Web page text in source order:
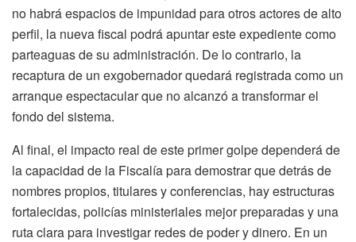
no habrá espacios de impunidad para otros actores de alto
perfil, la nueva fiscal podrá apuntar este expediente como
parteaguas de su administración. De lo contrario, la
recaptura de un exgobernador quedará registrada como un
arranque espectacular que no alcanzó a transformar el
fondo del sistema.
Al final, el impacto real de este primer golpe dependerá de
la capacidad de la Fiscalía para demostrar que detrás de
nombres propios, titulares y conferencias, hay estructuras
fortalecidas, policías ministeriales mejor preparadas y una
ruta clara para investigar redes de poder y dinero. En un